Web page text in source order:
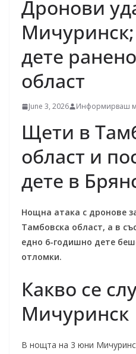
Дронови
дете
област
June 3, 2026 Информирваш
Щети в
област и
дете в
Нощна атака с дронове
Тамбовска област, а в
едно 6-годишно дете
отломки.
Какво се
Мичуринск
В нощта на 3 юни